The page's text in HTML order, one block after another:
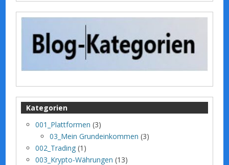
Kategorien
001_Plattformen (3)
03_Mein Grundeinkommen (3)
002_Trading (1)
003_Krypto-Währungen (13)